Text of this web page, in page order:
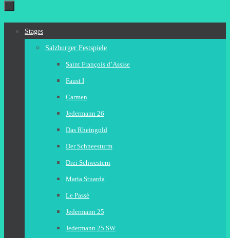
Zum
Stages
Salzburger Festspiele
Saint François d’Assise
Faust I
Carmen
Jedermann 26
Das Rheingold
Der Schneesturm
Drei Schwestern
Maria Stuarda
Le Passè
Jedermann 25
Jedermann 25 SW